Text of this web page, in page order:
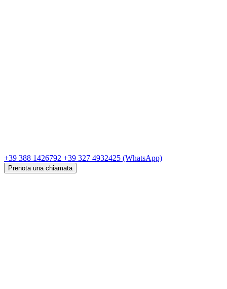
+39 388 1426792 +39 327 4932425 (WhatsApp)
Prenota una chiamata